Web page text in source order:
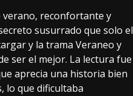
verano, reconfortante y
susurrado que solo el
y la trama Veraneo y
ser el mejor. La lectura fue
aprecia una historia bien
lo que dificultaba